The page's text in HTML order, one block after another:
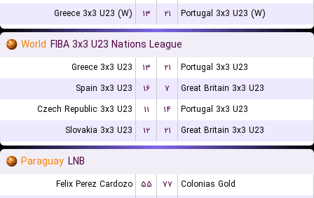
Greece 3x3 U23 (W)
۱۳ ۲۱ Portugal 3x3 U23 (W)
World FIBA 3x3 U23 Nations League
Greece 3x3 U23 ۱۳ ۲۱
Portugal 3x3 U23
Spain 3x3 U23
۱۶ ۷
Great Britain 3x3 U23
Czech Republic 3x3 U23
۱۱ ۱۴
Portugal 3x3 U23
Slovakia 3x3 U23
۱۲ ۲۱ Great Britain 3x3 U23
Paraguay LNB
Felix Perez Cardozo ۵۵ ۷۷
Colonias Gold